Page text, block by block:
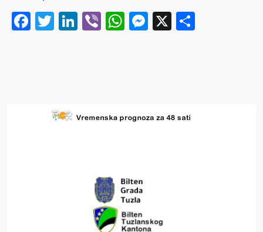
Facebook
Twitter
LinkedIn
ViberWhatsApp
Messenger
X